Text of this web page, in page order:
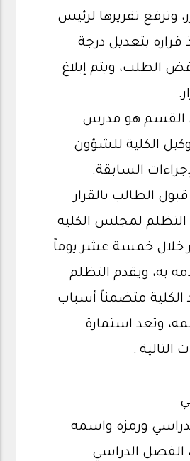
وترفع تقريرها لرئيس
قراره بتعديل درجة
الطلب، ويتم إبلاغ
القسم هو مدرس
الكلية للشؤون
السابقة.
الطالب بالقرار
التظلم لمجلس الكلية
خلال خمسة عشر يوماً
به، ويقدم التظلم
الكلية متضمناً أسباب
وتعد استمارة
التالية :
ورمزه واسمه
الفصل الدراسي